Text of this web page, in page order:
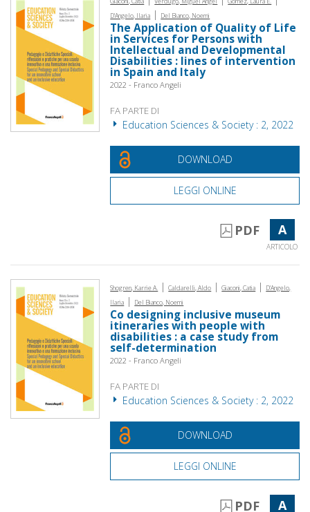
D'Angelo, Ilaria | Del Bianco, Noemi
The Application of Quality of Life
in Services for Persons with
Intellectual and Developmental
Disabilities : lines of intervention
in Spain and Italy
2022 - Franco Angeli
FA PARTE DI
Education Sciences & Society : 2, 2022
DOWNLOAD
LEGGI ONLINE
PDF A
ARTICOLO
Shogren, Karrie A. | Caldarelli, Aldo | Giaconi, Catia |
D'Angelo,
Ilaria | Del Bianco, Noemi
Co designing inclusive museum
itineraries with people with
disabilities : a case study from
self-determination
2022 - Franco Angeli
FA PARTE DI
Education Sciences & Society : 2, 2022
DOWNLOAD
LEGGI ONLINE
PDF A